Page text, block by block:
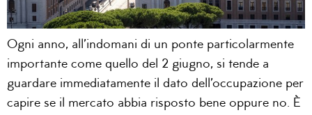
Ogni anno, all’indomani di un ponte particolarmente
importante come quello del 2 giugno, si tende a
guardare immediatamente il dato dell’occupazione per
capire se il mercato abbia risposto bene oppure no. È